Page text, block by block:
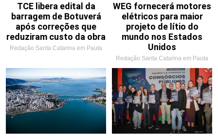
TCE libera edital da
barragem de Botuverá
após correções que
reduziram custo da obra
Redação Santa Catarina em Pauta
WEG fornecerá motores
elétricos para maior
projeto de lítio do
mundo nos Estados
Unidos
Redação Santa Catarina em Pauta